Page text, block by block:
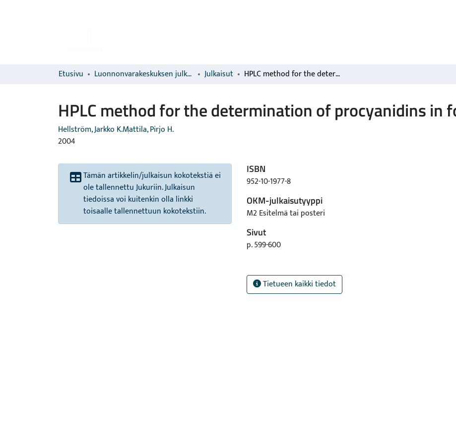
Etusivu Luonnonvarakeskuksen julkaisut Julkaisut HPLC method for the determination of procyanidins in food
HPLC method for the determination of procyanidins in
Hellström, Jarkko K.Mattila, Pirjo H.
2004
Tämän artikkelin/julkaisun kokotekstiä ei
ole tallennettu Jukuriin. Julkaisun
tiedoissa voi kuitenkin olla linkki
toisaalle tallennettuun kokotekstiin.
ISBN
952-10-1977-8
OKM-julkaisutyyppi
M2 Esitelmä tai posteri
Sivut
p. 599-600
Tietueen kaikki tiedot